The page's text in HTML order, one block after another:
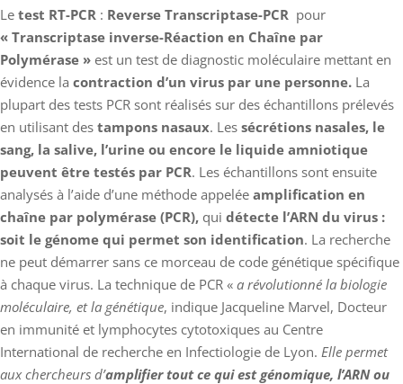
Le test RT-PCR : Reverse Transcriptase-PCR pour
« Transcriptase inverse-Réaction en Chaîne par
Polymérase » est un test de diagnostic moléculaire mettant en
évidence la contraction d’un virus par une personne. La
plupart des tests PCR sont réalisés sur des échantillons prélevés
en utilisant des tampons nasaux. Les sécrétions nasales, le
sang, la salive, l’urine ou encore le liquide amniotique
peuvent être testés par PCR. Les échantillons sont ensuite
analysés à l’aide d’une méthode appelée amplification en
chaîne par polymérase (PCR), qui détecte l’ARN du virus :
soit le génome qui permet son identification. La recherche
ne peut démarrer sans ce morceau de code génétique spécifique
à chaque virus. La technique de PCR « a révolutionné la biologie
moléculaire, et la génétique, indique Jacqueline Marvel, Docteur
en immunité et lymphocytes cytotoxiques au Centre
International de recherche en Infectiologie de Lyon. Elle permet
aux chercheurs d’amplifier tout ce qui est génomique, l’ARN ou